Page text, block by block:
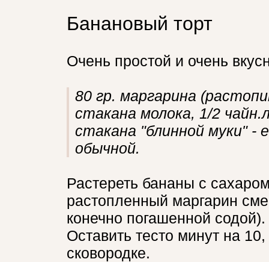
Банановый торт
Очень простой и очень
80 гр. маргарина
стакана молока, 1/2
стакана "блинной муки"
обычной.
Растереть бананы с
растопленный маргарин
конечно погашенной
Оставить тесто минут на
сковородке.